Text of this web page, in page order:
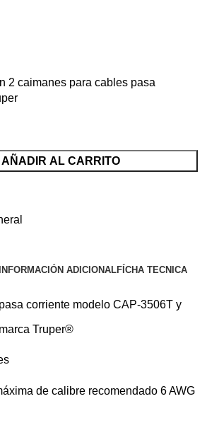
2 caimanes para cables pasa
AÑADIR AL CARRITO
ADICIONALFÍCHA TECNICA
corriente modelo CAP-3506T y
Truper®
de calibre recomendado 6 AWG